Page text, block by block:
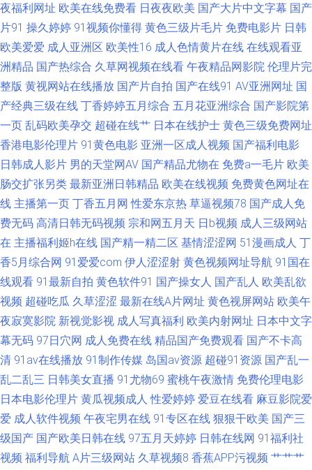
99碰碰 欧美色图日韩TV 日本一本道影院 精品思思久久 欧美人妖屄 变态另类
电影av 人妖66AV www91免费 蜜桃AV鲁一 伊人白虎五月天 福利视频在线 日
韩A级视频 草逼电影网站 丁香亚洲午夜激情 少妇午夜影院 大香蕉就去干 国
产自慰大片在线 东方AV在线观看 欧美黑人日韩六区 亚洲76页 AV伊人电影
韩国黄色片三级 亚洲色情五月天 美女足交91 91丝袜论坛 日韩岛国视频 国产
欧美日产精品 人人草人人操 日本三级黄级黄艳 激情五月欧美 午夜理论影院
偷拍色图首页 成人区人妻视频 人人艹人 成人精品免费网 老司机草草网 丝袜
足交资源
夜福利网址 欧美在线免费看 日夜夜欧美 国产大片中文字幕 国产
片91 操久婷婷 91视频你懂得 黄色三级片毛片 免费电影片 日韩
欧美爱爱 成人亚洲区 欧美性16 成人色情黄片在线 在线观看亚
洲精品 国产热综合 久草网视频在线看 午夜精品网影院 伦理片完
整版 黄视网站在线播放 国产片自拍 国产在线91 AV亚洲网址 国
产经典三级在线 丁香婷婷五月综合 五月花亚洲综合 国产影院第
一页 乱码欧美孕交 超碰在线艹 日本在线护士 黄色三级免费网址
香港电影伦理片 91黄色电影 亚洲一区成人视频 国产福利电影
日韩成人影片 男的天堂网AV 国产精品尤物在 免费a一毛片 欧美
肠交扩张另类 最新亚洲日韩精品 欧美在线视频 免费黄色网址在
线 主播第一页 丁香五月网 性爱东京热 草逼视频78 国产成人免
费无码 高清日韩无码视频 宗和网五月天 日b视频 成人三级网站
在 主播福利姬h在线 国产精一精二区 基情涩涩网 51漫画成人 丁
香5月综合网 91爱爱com 伊人涩涩射 黄色视频网址导航 91国在
线观看 91最新自拍 黄色软件91 国产操女人 国产乱人 欧美乱欲
视频 超碰吃瓜 久草涩涩 最新在线A片网址 黄色视屏网站 欧美午
夜寂寞影院 新视觉影视 成人写真福利 欧美内射网址 日本中文字
幕无码 97日穴网 成人免费在线 精品国产免费观看 国产不卡高
清 91av在线播放 91制作传媒 岛国av资源 超碰91资源 国产乱一
乱二乱三 日韩美女直播 91尤物69 蜜桃午夜激情 免费伦理电影
日本电影伦理片 黄瓜视频成人 性爱婷婷 爱豆在线看 麻豆影院爱
爱 成人软件视频 午夜宅男在线 91专区在线 狠狠干欧美 国产三
级国产 国产欧美日韩在线 97五月天婷婷 日韩在线网 91福利社
视频 福利导航 A片三级网站 久草视频8 香蕉APP污视频 艹艹艹